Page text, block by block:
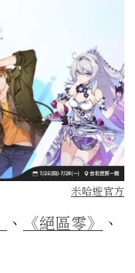
米哈遊官方
、 《絕區零》 、